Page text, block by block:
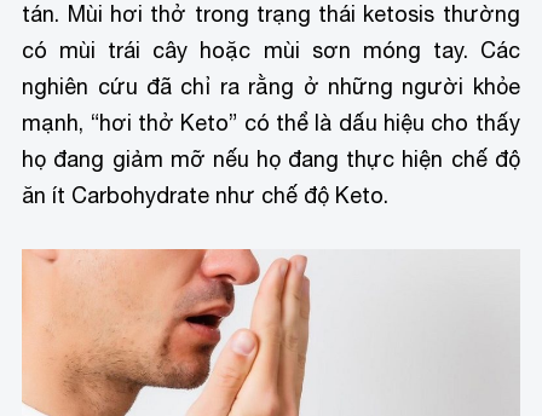
tán. Mùi hơi thở trong trạng thái ketosis thường
có mùi trái cây hoặc mùi sơn móng tay. Các
nghiên cứu đã chỉ ra rằng ở những người khỏe
mạnh, “hơi thở Keto” có thể là dấu hiệu cho thấy
họ đang giảm mỡ nếu họ đang thực hiện chế độ
ăn ít Carbohydrate như chế độ Keto.